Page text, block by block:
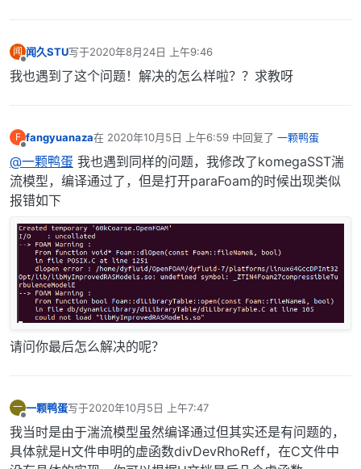
闻
离线
闻久STU写于2020年8月24日 上午9:46
最后由 编辑
我也遇到了这个问题！解决的怎么样啦？？求教呀
F fangyuanaza在 2020年10月5日 上午6:59 中回复了 一颗鸭蛋
最后由 编辑
@一颗鸭蛋 我也遇到同样的问题，我修改了komegaSST湍
流模型，编译通过了，但是打开paraFoam的时候出现类似
报错如下
请问你最后怎么解决的呢？
一 一颗鸭蛋写于2020年10月5日 上午7:47
最后由 编辑
我当时是由于湍流模型虽然编译通过但其实还是有问题的，
具体就是H文件申明的虚函数divDevRhoReff，在C文件中